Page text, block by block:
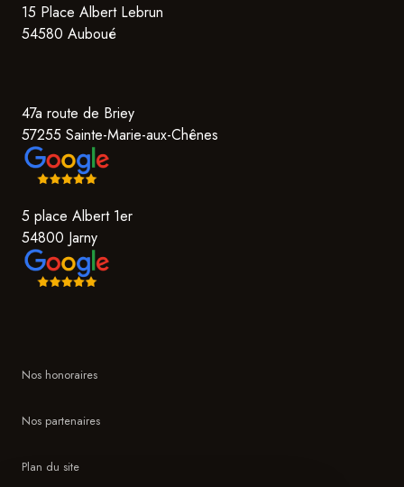
15 Place Albert Lebrun
54580 Auboué
47a route de Briey
57255 Sainte-Marie-aux-Chênes
5 place Albert 1er
54800 Jarny
Nos honoraires
Nos partenaires
Plan du site